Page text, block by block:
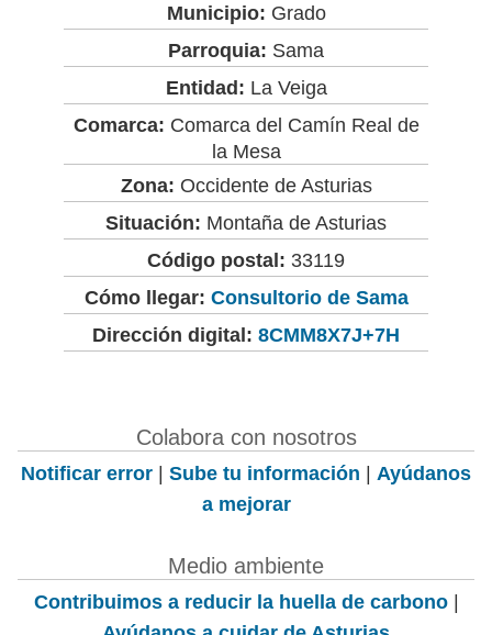
Municipio: Grado
Parroquia: Sama
Entidad: La Veiga
Comarca: Comarca del Camín Real de
la Mesa
Zona: Occidente de Asturias
Situación: Montaña de Asturias
Código postal: 33119
Cómo llegar: Consultorio de Sama
Dirección digital: 8CMM8X7J+7H
Colabora con nosotros
Notificar error | Sube tu información | Ayúdanos
a mejorar
Medio ambiente
Contribuimos a reducir la huella de carbono|